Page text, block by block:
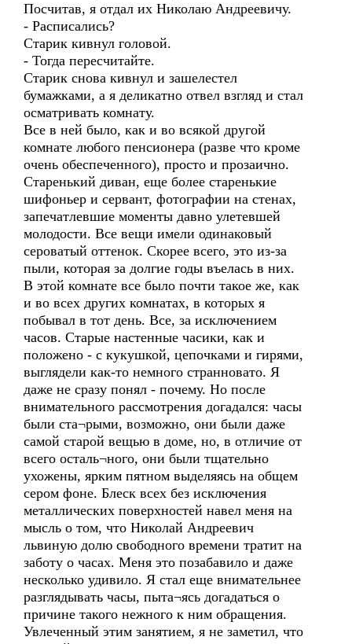
Посчитав, я отдал их Николаю Андреевичу.
- Расписались?
Старик кивнул головой.
- Тогда пересчитайте.
Старик снова кивнул и зашелестел
бумажками, а я деликатно отвел взгляд и стал
осматривать комнату.
Все в ней было, как и во всякой другой
комнате любого пенсионера (разве что кроме
очень обеспеченного), просто и прозаично.
Старенький диван, еще более старенькие
шифоньер и сервант, фотографии на стенах,
запечатлевшие моменты давно улетевшей
молодости. Все вещи имели одинаковый
сероватый оттенок. Скорее всего, это из-за
пыли, которая за долгие годы въелась в них.
В этой комнате все было почти такое же, как
и во всех других комнатах, в которых я
побывал в тот день. Все, за исключением
часов. Старые настенные часики, как и
положено - с кукушкой, цепочками и гирями,
выглядели как-то немного странновато. Я
даже не сразу понял - почему. Но после
внимательного рассмотрения догадался: часы
были ста¬рыми, возможно, они были даже
самой старой вещью в доме, но, в отличие от
всего осталь¬ного, они были тщательно
ухожены, ярким пятном выделяясь на общем
сером фоне. Блеск всех без исключения
металлических поверхностей навел меня на
мысль о том, что Николай Андреевич
львиную долю свободного времени тратит на
заботу о часах. Меня это позабавило и даже
несколько удивило. Я стал еще внимательнее
разглядывать часы, пыта¬ясь догадаться о
причине такого нежного к ним обращения.
Увлеченный этим занятием, я не заметил, что